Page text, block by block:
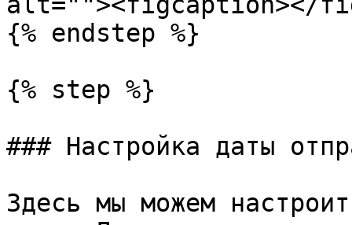
{% endstep %}
{% step %}
### Настройка даты
Здесь мы можем